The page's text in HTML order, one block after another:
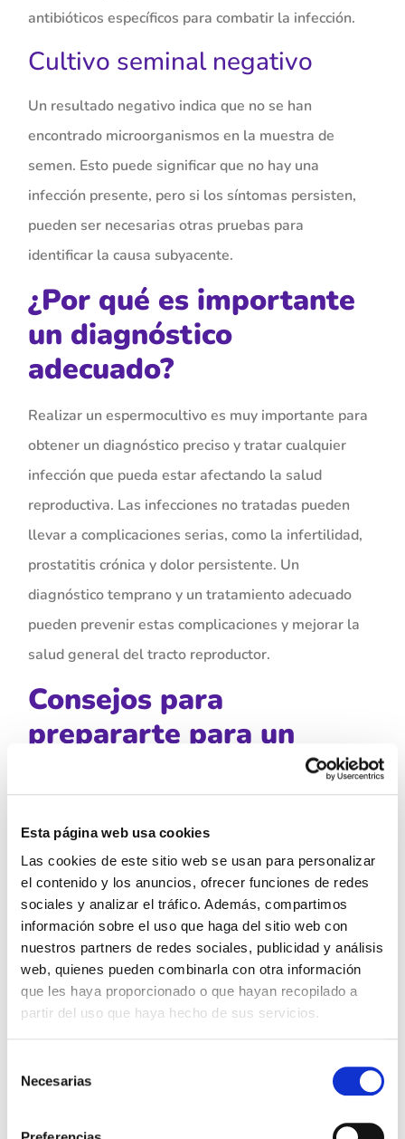
Esta página web usa cookies
Las cookies de este sitio web se usan para personalizar
el contenido y los anuncios, ofrecer funciones de redes
sociales y analizar el tráfico. Además, compartimos
información sobre el uso que haga del sitio web con
nuestros partners de redes sociales, publicidad y análisis
web, quienes pueden combinarla con otra información
que les haya proporcionado o que hayan recopilado a
partir del uso que haya hecho de sus servicios.
Necesarias
antibióticos específicos para combatir la infección.
Cultivo seminal negativo
Un resultado negativo indica que no se han
encontrado microorganismos en la muestra de
semen. Esto puede significar que no hay una
infección presente, pero si los síntomas persisten,
pueden ser necesarias otras pruebas para
identificar la causa subyacente.
¿Por qué es importante
un diagnóstico
adecuado?
Realizar un espermocultivo es muy importante para
obtener un diagnóstico preciso y tratar cualquier
infección que pueda estar afectando la salud
reproductiva. Las infecciones no tratadas pueden
llevar a complicaciones serias, como la infertilidad,
prostatitis crónica y dolor persistente. Un
diagnóstico temprano y un tratamiento adecuado
pueden prevenir estas complicaciones y mejorar la
salud general del tracto reproductor.
Consejos para
prepararte para un
médicas
Es fundamental seguir todas las instrucciones
proporcionadas por tu médico antes de realizar el
espermocultivo. Esto incluye la abstinencia sexual,
la higiene adecuada y cualquier otra recomendación
específica.